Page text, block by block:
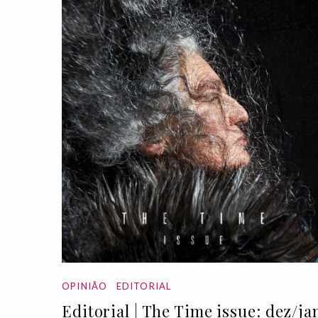
OPINIÃO EDITORIAL
Editorial | The Time issue: dez/